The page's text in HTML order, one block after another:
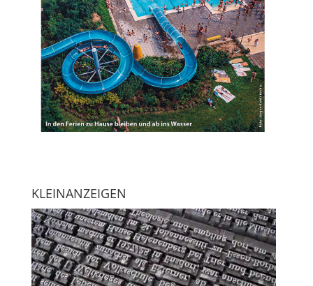
KLEINANZEIGEN